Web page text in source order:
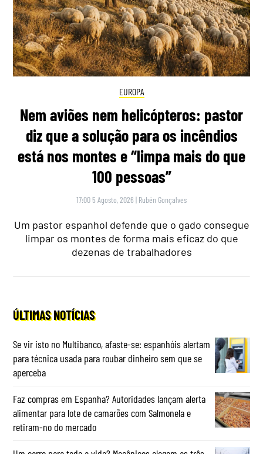
EUROPA
Nem aviões nem helicópteros: pastor
diz que a solução para os incêndios
está nos montes e “limpa mais do que
100 pessoas”
17:00 5 Agosto, 2026 | Rubén Gonçalves
Um pastor espanhol defende que o gado consegue
limpar os montes de forma mais eficaz do que
dezenas de trabalhadores
ÚLTIMAS NOTÍCIAS
Se vir isto no Multibanco, afaste-se: espanhóis alertam
para técnica usada para roubar dinheiro sem que se
aperceba
Faz compras em Espanha? Autoridades lançam alerta
alimentar para lote de camarões com Salmonela e
retiram-no do mercado